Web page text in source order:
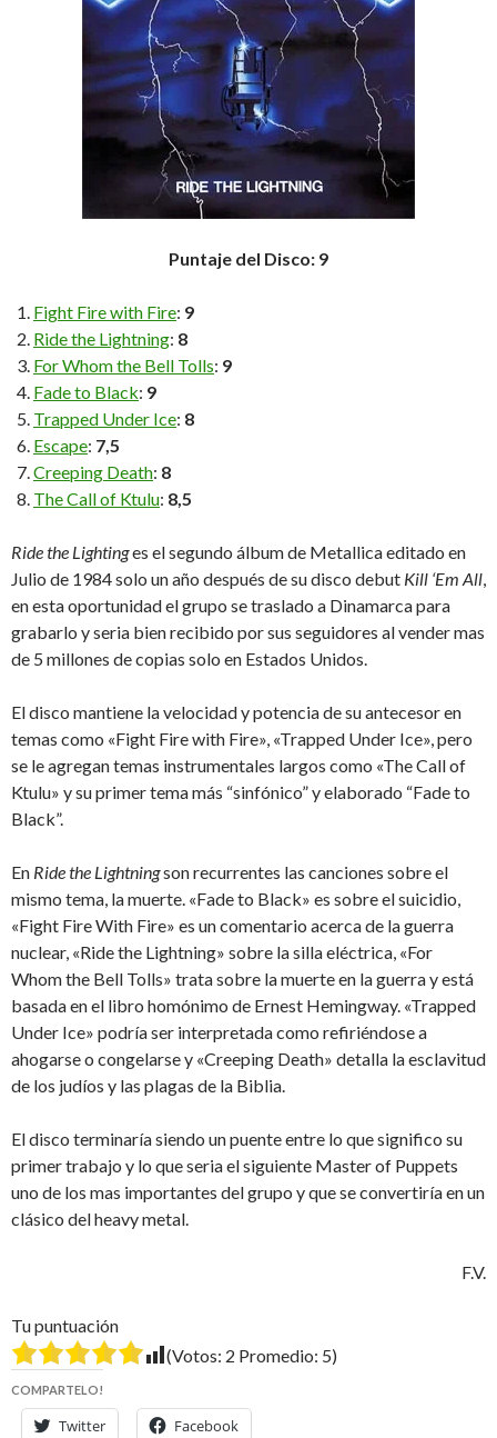
Puntaje del Disco: 9
Fight Fire with Fire: 9
Ride the Lightning: 8
For Whom the Bell Tolls: 9
Fade to Black: 9
Trapped Under Ice: 8
Escape: 7,5
Creeping Death: 8
The Call of Ktulu: 8,5
Ride the Lightinges el segundo álbum de Metallica editado en
Julio de 1984 solo un año después de su disco debut Kill ‘Em All,
en esta oportunidad el grupo se traslado a Dinamarca para
grabarlo y seria bien recibido por sus seguidores al vender mas
de 5 millones de copias solo en Estados Unidos.
El disco mantiene la velocidad y potencia de su antecesor en
temas como «Fight Fire with Fire», «Trapped Under Ice», pero
se le agregan temas instrumentales largos como «The Call of
Ktulu» y su primer tema más “sinfónico” y elaborado “Fade to
Black”.
En Ride the Lightningson recurrentes las canciones sobre el
mismo tema, la muerte. «Fade to Black» es sobre el suicidio,
«Fight Fire With Fire» es un comentario acerca de la guerra
nuclear, «Ride the Lightning» sobre la silla eléctrica, «For
Whom the Bell Tolls» trata sobre la muerte en la guerra y está
basada en el libro homónimo de Ernest Hemingway. «Trapped
Under Ice» podría ser interpretada como refiriéndose a
ahogarse o congelarse y «Creeping Death» detalla la esclavitud
de los judíos y las plagas de la Biblia.
El disco terminaría siendo un puente entre lo que significo su
primer trabajo y lo que seria el siguiente Master of Puppets
uno de los mas importantes del grupo y que se convertiría en un
clásico del heavy metal.
F.V.
Tu puntuación
(Votos: 2 Promedio: 5)
COMPARTELO!
Twitter Facebook